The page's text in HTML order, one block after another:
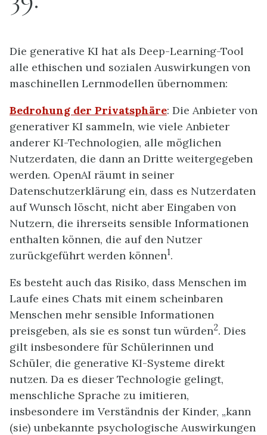
Die generative KI hat als Deep-Learning-Tool
alle ethischen und sozialen Auswirkungen von
maschinellen Lernmodellen übernommen:
Bedrohung der Privatsphäre: Die Anbieter von
generativer KI sammeln, wie viele Anbieter
anderer KI-Technologien, alle möglichen
Nutzerdaten, die dann an Dritte weitergegeben
werden. OpenAI räumt in seiner
Datenschutzerklärung ein, dass es Nutzerdaten
auf Wunsch löscht, nicht aber Eingaben von
Nutzern, die ihrerseits sensible Informationen
enthalten können, die auf den Nutzer
zurückgeführt werden können1.
Es besteht auch das Risiko, dass Menschen im
Laufe eines Chats mit einem scheinbaren
Menschen mehr sensible Informationen
preisgeben, als sie es sonst tun würden2. Dies
gilt insbesondere für Schülerinnen und
Schüler, die generative KI-Systeme direkt
nutzen. Da es dieser Technologie gelingt,
menschliche Sprache zu imitieren,
insbesondere im Verständnis der Kinder, „kann
(sie) unbekannte psychologische Auswirkungen